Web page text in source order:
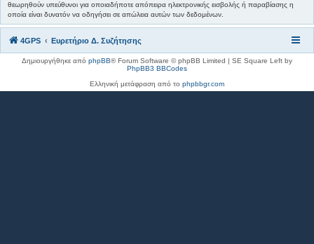
θεωρηθούν υπεύθυνοι για οποιαδήποτε απόπειρα ηλεκτρονικής εισβολής ή παραβίασης η
οποία είναι δυνατόν να οδηγήσει σε απώλεια αυτών των δεδομένων.
4GPS Ευρετήριο Δ. Συζήτησης
Δημιουργήθηκε από phpBB® Forum Software © phpBB Limited | SE Square Left by
PhpBB3 BBCodes
Ελληνική μετάφραση από το phpbbgr.com